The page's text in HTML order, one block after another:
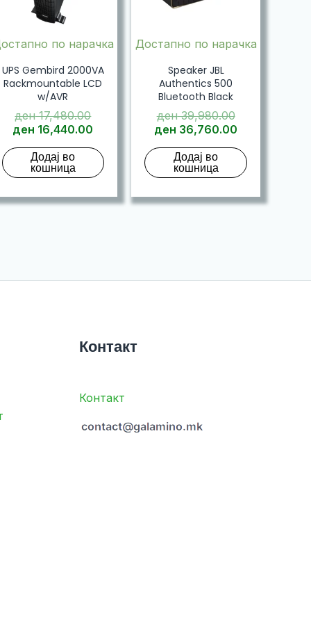
по нарачка
UPS Gembird 2000VA
Rackmountable LCD
w/AVR
ден17,480.00Original
price
ден 17,480.00.
ден 16,440.00
is:
ден 16,440.00.
Додај во
кошница
Достапно по нарачка
Speaker JBL
Authentics 500
Bluetooth Black
ден39,980.00Original
price
ден
ден 36,760.00
is:
ден
Додај во
кошница
Контакт
Контакт